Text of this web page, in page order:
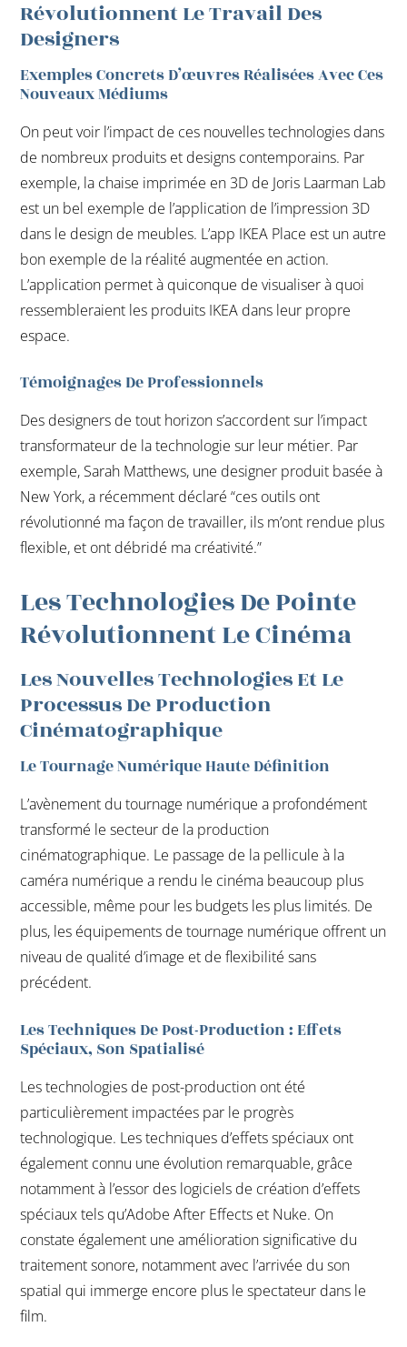
Révolutionnent Le Travail Des
Designers
Exemples Concrets D’œuvres Réalisées Avec Ces
Nouveaux Médiums
On peut voir l’impact de ces nouvelles technologies dans
de nombreux produits et designs contemporains. Par
exemple, la chaise imprimée en 3D de Joris Laarman Lab
est un bel exemple de l’application de l’impression 3D
dans le design de meubles. L’app IKEA Place est un autre
bon exemple de la réalité augmentée en action.
L’application permet à quiconque de visualiser à quoi
ressembleraient les produits IKEA dans leur propre
espace.
Témoignages De Professionnels
Des designers de tout horizon s’accordent sur l’impact
transformateur de la technologie sur leur métier. Par
exemple, Sarah Matthews, une designer produit basée à
New York, a récemment déclaré “ces outils ont
révolutionné ma façon de travailler, ils m’ont rendue plus
flexible, et ont débridé ma créativité.”
Les Technologies De Pointe
Révolutionnent Le Cinéma
Les Nouvelles Technologies Et Le
Processus De Production
Cinématographique
Le Tournage Numérique Haute Définition
L’avènement du tournage numérique a profondément
transformé le secteur de la production
cinématographique. Le passage de la pellicule à la
caméra numérique a rendu le cinéma beaucoup plus
accessible, même pour les budgets les plus limités. De
plus, les équipements de tournage numérique offrent un
niveau de qualité d’image et de flexibilité sans
précédent.
Les Techniques De Post-Production : Effets
Spéciaux, Son Spatialisé
Les technologies de post-production ont été
particulièrement impactées par le progrès
technologique. Les techniques d’effets spéciaux ont
également connu une évolution remarquable, grâce
notamment à l’essor des logiciels de création d’effets
spéciaux tels qu’Adobe After Effects et Nuke. On
constate également une amélioration significative du
traitement sonore, notamment avec l’arrivée du son
spatial qui immerge encore plus le spectateur dans le
film.